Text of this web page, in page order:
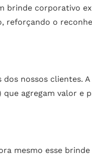
brinde corporativo
reforçando o
nossos clientes.
que agregam valor e
mesmo esse